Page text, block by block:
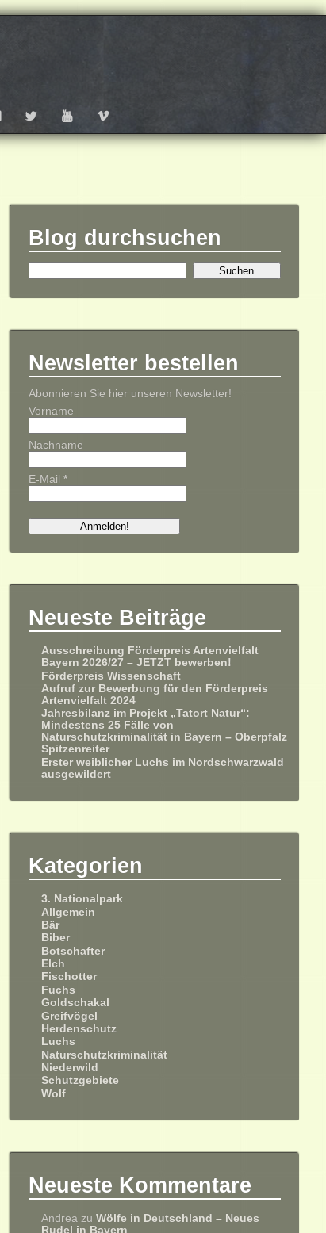
T Y V
Blog durchsuchen
Newsletter bestellen
Abonnieren Sie hier unseren Newsletter!
Vorname
Nachname
E-Mail*
Neueste Beiträge
Ausschreibung Förderpreis Artenvielfalt
Bayern 2026/27 – JETZT bewerben!
Förderpreis Wissenschaft
Aufruf zur Bewerbung für den Förderpreis
Artenvielfalt 2024
Jahresbilanz im Projekt „Tatort Natur“:
Mindestens 25 Fälle von
Naturschutzkriminalität in Bayern – Oberpfalz
Spitzenreiter
Erster weiblicher Luchs im Nordschwarzwald
ausgewildert
Kategorien
3. Nationalpark
Allgemein
Bär
Biber
Botschafter
Elch
Fischotter
Fuchs
Goldschakal
Greifvögel
Herdenschutz
Luchs
Naturschutzkriminalität
Niederwild
Schutzgebiete
Wolf
Neueste Kommentare
Andrea zuWölfe in Deutschland – Neues
Rudel in Bayern